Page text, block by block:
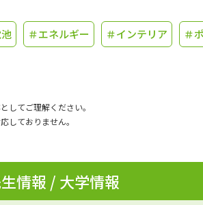
資
＃エネルギー ＃インテリア ＃
してご理解ください。
しておりません。
情報 / 大学情報